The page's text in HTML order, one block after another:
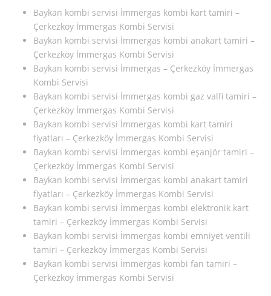
Baykan kombi servisi İmmergas kombi kart tamiri –
Çerkezköy İmmergas Kombi Servisi
Baykan kombi servisi İmmergas kombi anakart tamiri –
Çerkezköy İmmergas Kombi Servisi
Baykan kombi servisi İmmergas – Çerkezköy İmmergas
Kombi Servisi
Baykan kombi servisi İmmergas kombi gaz valfi tamiri –
Çerkezköy İmmergas Kombi Servisi
Baykan kombi servisi İmmergas kombi kart tamiri
fiyatları – Çerkezköy İmmergas Kombi Servisi
Baykan kombi servisi İmmergas kombi eşanjör tamiri –
Çerkezköy İmmergas Kombi Servisi
Baykan kombi servisi İmmergas kombi anakart tamiri
fiyatları – Çerkezköy İmmergas Kombi Servisi
Baykan kombi servisi İmmergas kombi elektronik kart
tamiri – Çerkezköy İmmergas Kombi Servisi
Baykan kombi servisi İmmergas kombi emniyet ventili
tamiri – Çerkezköy İmmergas Kombi Servisi
Baykan kombi servisi İmmergas kombi fan tamiri –
Çerkezköy İmmergas Kombi Servisi